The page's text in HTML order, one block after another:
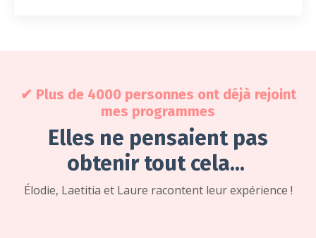
✔ Plus de 4000 personnes ont déjà rejoint
mes programmes
Elles ne pensaient pas
obtenir tout cela...
Élodie, Laetitia et Laure racontent leur expérience !